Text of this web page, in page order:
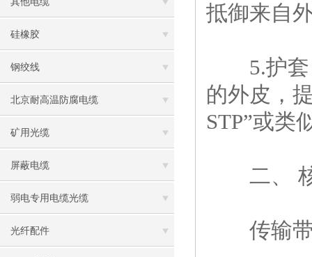
硅橡胶
钢绞线
北京耐高温防腐电缆
矿用光缆
屏蔽电缆
弱电专用电缆光缆
光纤配件
抵御来自
5.护套：
的外皮，
STP”或类
二、 核
传输带